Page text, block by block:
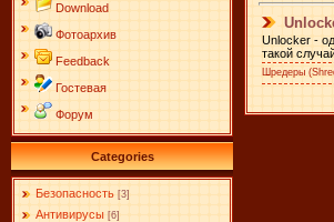
Download
Фотоархив
Feedback
Гостевая
Форум
Categories
Безопасность [3]
Антивирусы [6]
Unlocker -
такой
Шредеры